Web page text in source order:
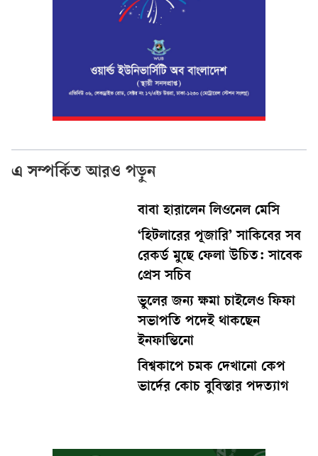
এ সম্পর্কিত আরও পড়ুন
বাবা হারালেন লিওনেল মেসি
‘হিটলারের পূজারি’ সাকিবের সব
রেকর্ড মুছে ফেলা উচিত: সাবেক
প্রেস সচিব
ভুলের জন্য ক্ষমা চাইলেও ফিফা
সভাপতি পদেই থাকছেন
ইনফান্তিনো
বিশ্বকাপে চমক দেখানো কেপ
ভার্দের কোচ বুবিস্তার পদত্যাগ